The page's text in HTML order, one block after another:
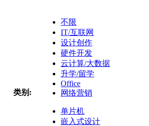
类别:
不限
IT/互联网
设计创作
硬件开发
云计算/大数据
升学/留学
Office
网络营销
单片机
嵌入式设计